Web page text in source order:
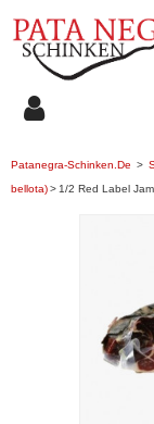
Patanegra-Schinken.de >
bellota) > 1/2 Red Label